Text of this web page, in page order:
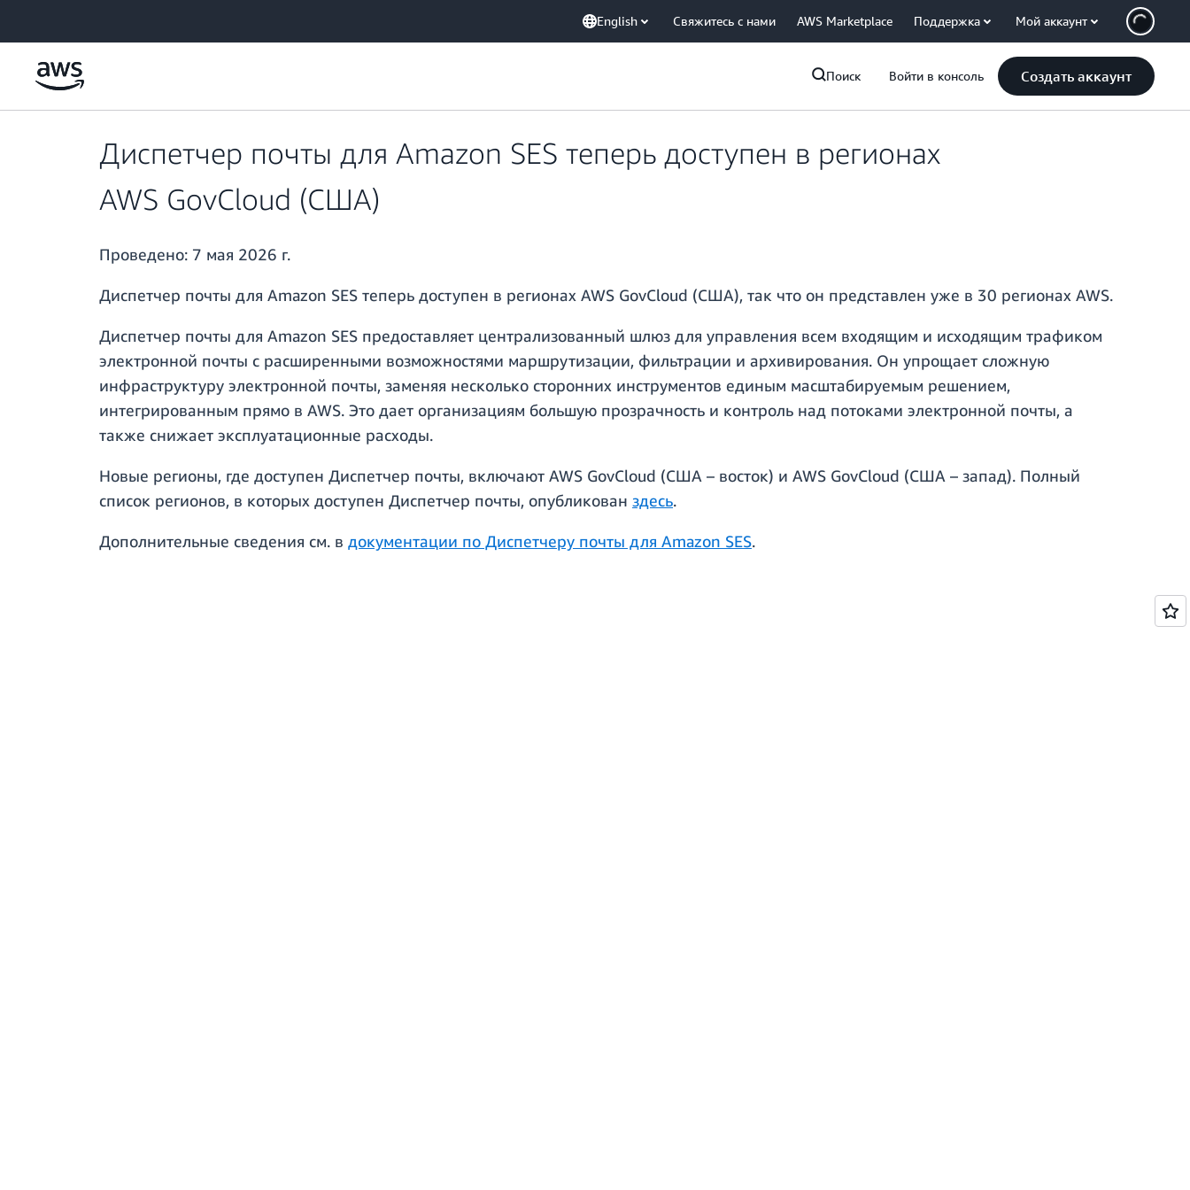
English Свяжитесь с нами AWS Marketplace Поддержка Мой аккаунт
Поиск Войти в консоль Создать аккаунт
Диспетчер почты для Amazon SES теперь доступен в регионах
AWS GovCloud (США)
Проведено: 7 мая 2026 г.
Диспетчер почты для Amazon SES теперь доступен в регионах AWS GovCloud (США), так что он представлен уже в 30 регионах AWS.
Диспетчер почты для Amazon SES предоставляет централизованный шлюз для управления всем входящим и исходящим трафиком
электронной почты с расширенными возможностями маршрутизации, фильтрации и архивирования. Он упрощает сложную
инфраструктуру электронной почты, заменяя несколько сторонних инструментов единым масштабируемым решением,
интегрированным прямо в AWS. Это дает организациям большую прозрачность и контроль над потоками электронной почты, а
также снижает эксплуатационные расходы.
Новые регионы, где доступен Диспетчер почты, включают AWS GovCloud (США – восток) и AWS GovCloud (США – запад). Полный
список регионов, в которых доступен Диспетчер почты, опубликован здесь.
Дополнительные сведения см. в документации по Диспетчеру почты для Amazon SES.